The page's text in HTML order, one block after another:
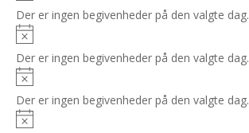
Der er ingen begivenheder på den valgte dag.
Notice
Der er ingen begivenheder på den valgte dag.
Notice
Der er ingen begivenheder på den valgte dag.
Notice